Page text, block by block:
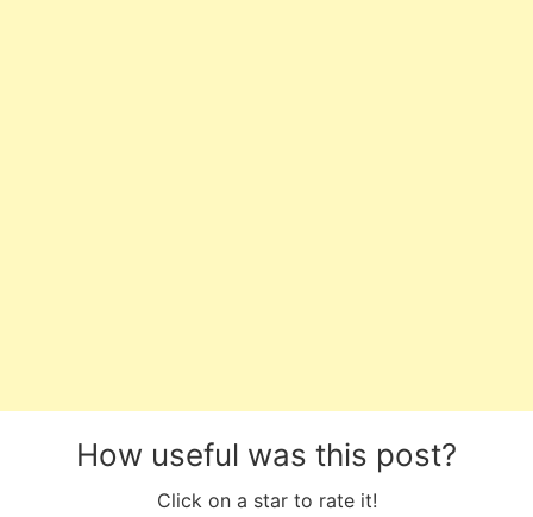
How useful was this post?
Click on a star to rate it!